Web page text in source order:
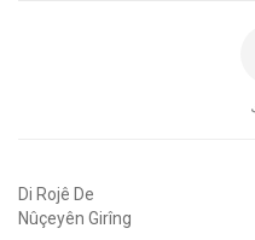
⁣Di Rojê De
Nûçeyên Girîng